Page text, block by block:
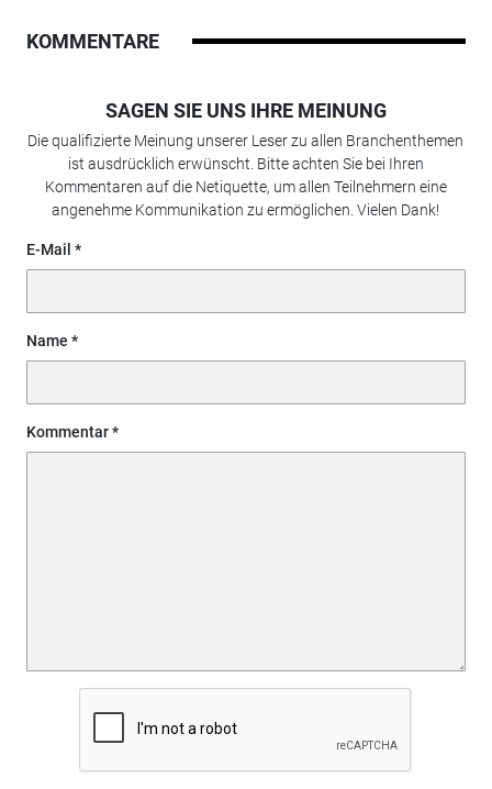
KOMMENTARE
SAGEN SIE UNS IHRE MEINUNG
Die qualifizierte Meinung unserer Leser zu allen Branchenthemen
ist ausdrücklich erwünscht. Bitte achten Sie bei Ihren
Kommentaren auf die Netiquette, um allen Teilnehmern eine
angenehme Kommunikation zu ermöglichen. Vielen Dank!
E-Mail
Name
Kommentar